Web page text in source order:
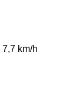
7,7 km/h